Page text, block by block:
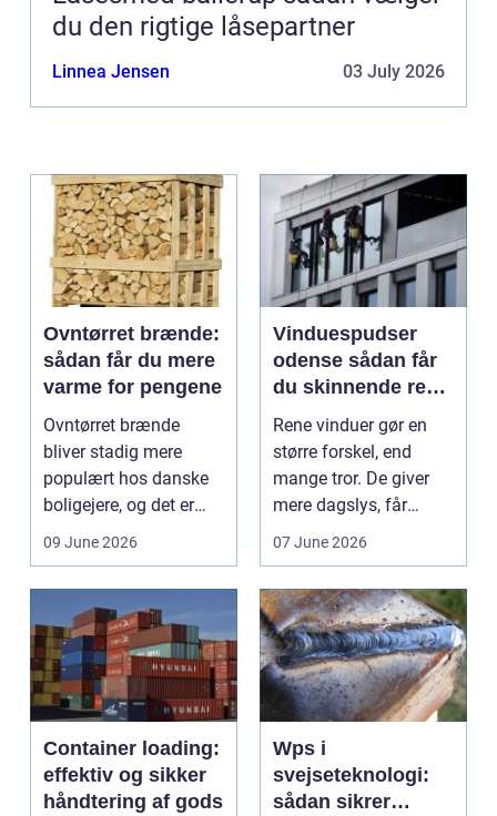
du den rigtige låsepartner
Linnea Jensen 03 July 2026
Ovntørret brænde:
sådan får du mere
varme for pengene
Ovntørret brænde
bliver stadig mere
populært hos danske
boligejere, og det er
ikke uden grund. Når
09 June 2026
Vinduespudser
odense sådan får
du skinnende rene
ruder året rundt
Rene vinduer gør en
større forskel, end
mange tror. De giver
mere dagslys, får
boligen eller virksom...
07 June 2026
Container loading:
effektiv og sikker
håndtering af gods
Wps i
svejseteknologi:
sådan sikrer